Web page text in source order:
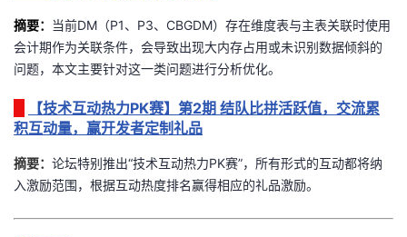
摘要：
当前DM（P1、P3、CBGDM）存在维度表与主表关联时使用
会计期作为关联条件，会导致出现大内存占用或未识别数据倾斜的
问题，本文主要针对这一类问题进行分析优化。
【技术互动热力PK赛】第2期 结队比拼活跃值，交流累
积互动量，赢开发者定制礼品
摘要： 论坛特别推出“技术互动热力PK赛”，所有形式的互动都将纳
入激励范围，根据互动热度排名赢得相应的礼品激励。